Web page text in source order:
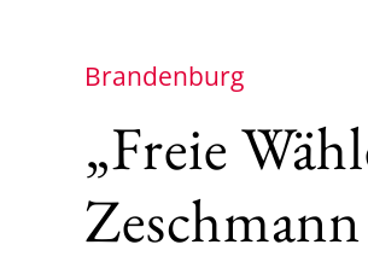
Brandenburg
„Freie